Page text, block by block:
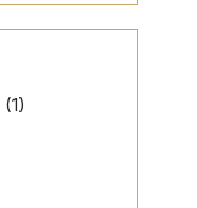
(1)